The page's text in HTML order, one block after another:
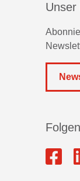
Unser